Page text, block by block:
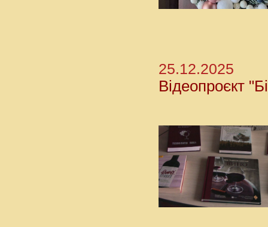
25.12.2025
Відеопроєкт